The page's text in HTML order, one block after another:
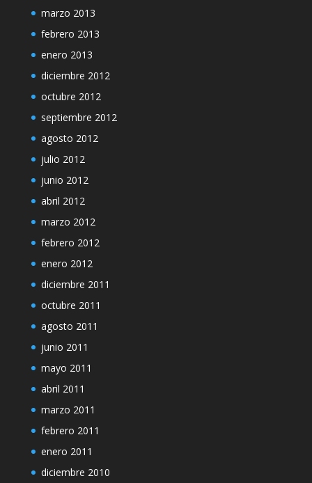
marzo 2013
febrero 2013
enero 2013
diciembre 2012
octubre 2012
septiembre 2012
agosto 2012
julio 2012
junio 2012
abril 2012
marzo 2012
febrero 2012
enero 2012
diciembre 2011
octubre 2011
agosto 2011
junio 2011
mayo 2011
abril 2011
marzo 2011
febrero 2011
enero 2011
diciembre 2010